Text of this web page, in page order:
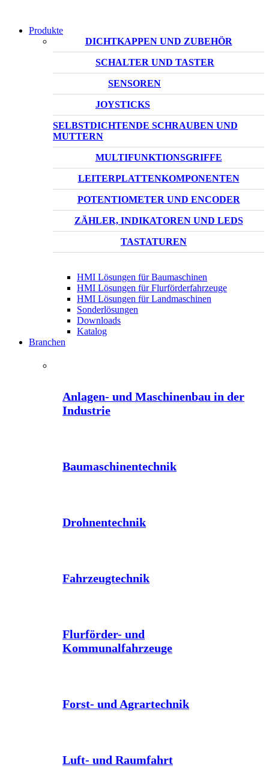
Produkte
DICHTKAPPEN UND ZUBEHÖR
SCHALTER UND TASTER
SENSOREN
JOYSTICKS
SELBSTDICHTENDE SCHRAUBEN UND
MUTTERN
MULTIFUNKTIONSGRIFFE
LEITERPLATTENKOMPONENTEN
POTENTIOMETER UND ENCODER
ZÄHLER, INDIKATOREN UND LEDS
TASTATUREN
HMI Lösungen für Baumaschinen
HMI Lösungen für Flurförderfahrzeuge
HMI Lösungen für Landmaschinen
Sonderlösungen
Downloads
Katalog
Branchen
Anlagen- und Maschinenbau in der
Industrie
Baumaschinentechnik
Drohnentechnik
Fahrzeugtechnik
Flurförder- und
Kommunalfahrzeuge
Forst- und Agrartechnik
Luft- und Raumfahrt